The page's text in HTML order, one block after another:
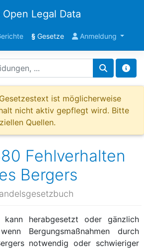
Open Legal Data
§Gesetze Anmeldung
ist möglicherweise
nicht aktiv gepflegt wird. Bitte
Quellen.
Fehlverhalten
Bergers
kann herabgesetzt oder gänzlich
Bergungsmaßnahmen durch
notwendig oder schwieriger